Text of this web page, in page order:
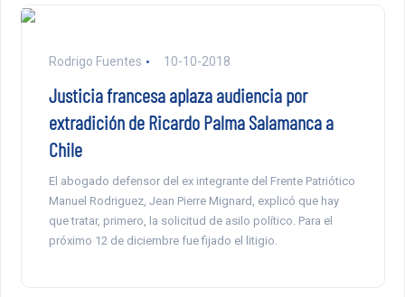
Rodrigo Fuentes 10-10-2018
Justicia francesa aplaza audiencia por
extradición de Ricardo Palma Salamanca a
Chile
El abogado defensor del ex integrante del Frente Patriótico
Manuel Rodriguez, Jean Pierre Mignard, explicó que hay
que tratar, primero, la solicitud de asilo político. Para el
próximo 12 de diciembre fue fijado el litigio.